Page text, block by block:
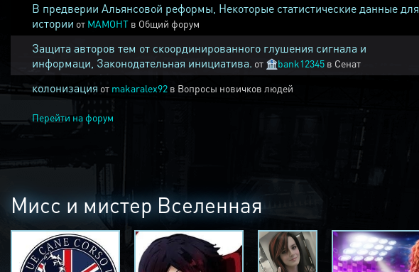
В предверии Альянсовой реформы, Некоторые статистические данные для
истории от MAMOHT в Общий форум
Защита авторов тем от скоординированного глушения сигнала и
информаци, Законодательная инициатива. от 🏦bank12345 в Сенат
колонизация от makaralex92 в Вопросы новичков людей
Перейти на форум
Мисс и мистер Вселенная